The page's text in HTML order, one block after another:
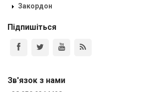
Закордон
Підпишіться
Зв'язок з нами